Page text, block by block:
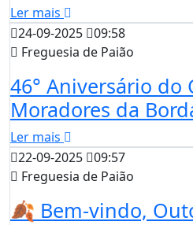
Ler mais
24-09-2025
09:58
Freguesia de Paião
46° Aniversário do
Moradores da
Ler mais
22-09-2025
09:57
Freguesia de Paião
🍂 Bem-vindo,